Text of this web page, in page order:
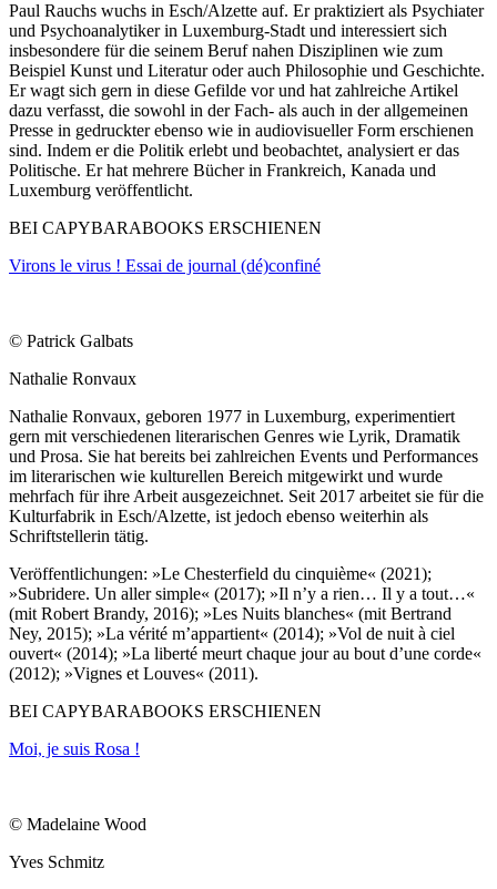
Paul Rauchs wuchs in Esch/Alzette auf. Er praktiziert als Psychiater
und Psychoanalytiker in Luxemburg-Stadt und interessiert sich
insbesondere für die seinem Beruf nahen Disziplinen wie zum
Beispiel Kunst und Literatur oder auch Philosophie und Geschichte.
Er wagt sich gern in diese Gefilde vor und hat zahlreiche Artikel
dazu verfasst, die sowohl in der Fach- als auch in der allgemeinen
Presse in gedruckter ebenso wie in audiovisueller Form erschienen
sind. Indem er die Politik erlebt und beobachtet, analysiert er das
Politische. Er hat mehrere Bücher in Frankreich, Kanada und
Luxemburg veröffentlicht.
BEI CAPYBARABOOKS ERSCHIENEN
Virons le virus ! Essai de journal (dé)confiné
© Patrick Galbats
Nathalie Ronvaux
Nathalie Ronvaux, geboren 1977 in Luxemburg, experimentiert
gern mit verschiedenen literarischen Genres wie Lyrik, Dramatik
und Prosa. Sie hat bereits bei zahlreichen Events und Performances
im literarischen wie kulturellen Bereich mitgewirkt und wurde
mehrfach für ihre Arbeit ausgezeichnet. Seit 2017 arbeitet sie für die
Kulturfabrik in Esch/Alzette, ist jedoch ebenso weiterhin als
Schriftstellerin tätig.
Veröffentlichungen: »Le Chesterfield du cinquième« (2021);
»Subridere. Un aller simple« (2017); »Il n’y a rien… Il y a tout…«
(mit Robert Brandy, 2016); »Les Nuits blanches« (mit Bertrand
Ney, 2015); »La vérité m’appartient« (2014); »Vol de nuit à ciel
ouvert« (2014); »La liberté meurt chaque jour au bout d’une corde«
(2012); »Vignes et Louves« (2011).
BEI CAPYBARABOOKS ERSCHIENEN
Moi, je suis Rosa !
© Madelaine Wood
Yves Schmitz